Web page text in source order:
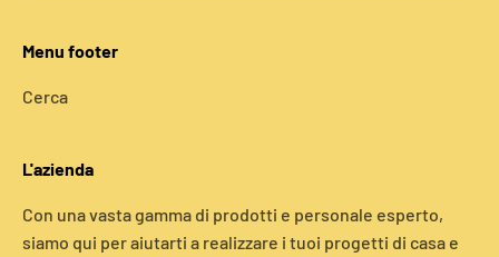
Menu footer
Cerca
L'azienda
Con una vasta gamma di prodotti e personale esperto,
siamo qui per aiutarti a realizzare i tuoi progetti di casa e